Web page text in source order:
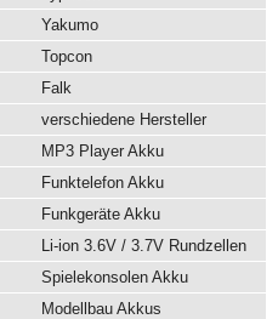
Yakumo
Topcon
Falk
verschiedene Hersteller
MP3 Player Akku
Funktelefon Akku
Funkgeräte Akku
Li-ion 3.6V / 3.7V Rundzellen
Spielekonsolen Akku
Modellbau Akkus